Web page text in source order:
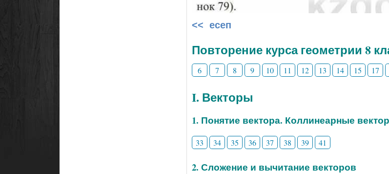
<< есеп
Повторение курса геометрии 8
6 7 8 9 10 11 12 13 14 15 17
I. Векторы
1. Понятие вектора. Коллинеарные
33 34 35 36 37 38 39 41
2. Сложение и вычитание векторов